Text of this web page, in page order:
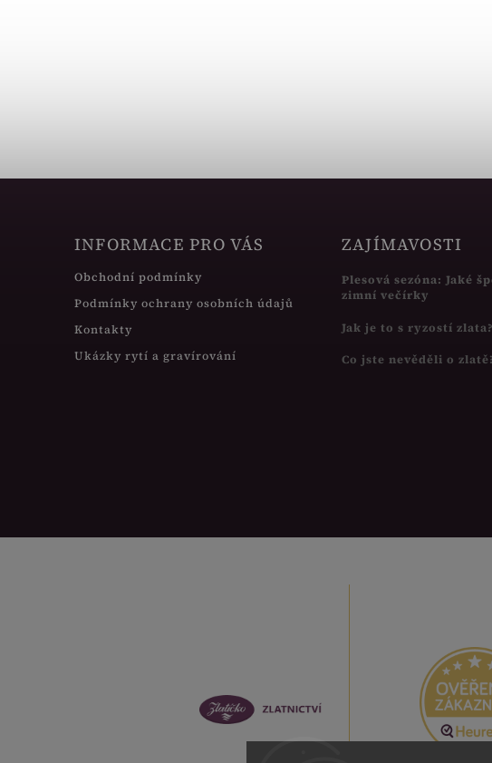
INFORMACE PRO VÁS
Obchodní podmínky
Podmínky ochrany osobních údajů
Kontakty
Ukázky rytí a gravírování
ZAJÍMAVOSTI
Plesová sezóna: Jaké
zimní večírky
Jak je to s ryzostí zlata?
Co jste nevěděli o